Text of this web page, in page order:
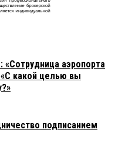
аэропорта
какой целью вы
подписанием